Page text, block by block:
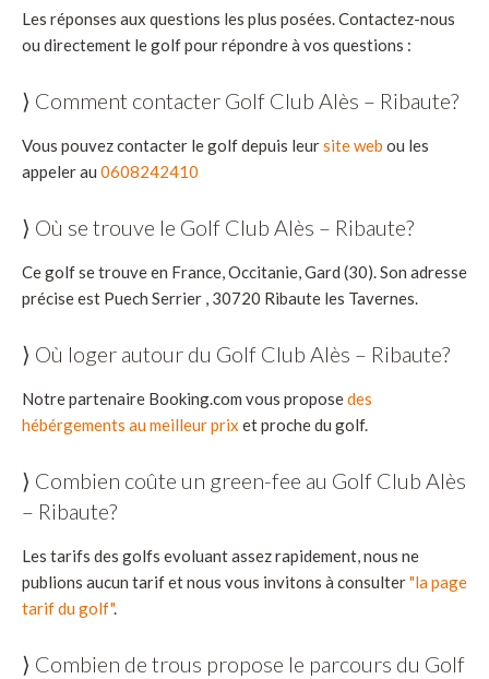
Les réponses aux questions les plus posées. Contactez-nous
ou directement le golf pour répondre à vos questions :
⟩ Comment contacter Golf Club Alès – Ribaute?
Vous pouvez contacter le golf depuis leursite web ou les
appeler au 0608242410
⟩ Où se trouve le Golf Club Alès – Ribaute?
Ce golf se trouve en France, Occitanie, Gard (30). Son adresse
précise est Puech Serrier , 30720 Ribaute les Tavernes.
⟩ Où loger autour du Golf Club Alès – Ribaute?
Notre partenaire Booking.com vous proposedes
hébérgements au meilleur prix et proche du golf.
⟩ Combien coûte un green-fee au Golf Club Alès
– Ribaute?
Les tarifs des golfs evoluant assez rapidement, nous ne
publions aucun tarif et nous vous invitons à consulter"la page
tarif du golf".
⟩ Combien de trous propose le parcours du Golf